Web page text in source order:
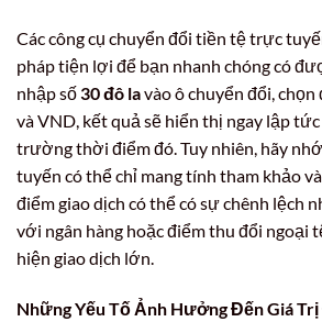
Các công cụ chuyển đổi tiền tệ trực
pháp tiện lợi để bạn nhanh chóng có
nhập số30 đô lavào ô chuyển đổi,
và VND, kết quả sẽ hiển thị ngay lập
trường thời điểm đó. Tuy nhiên, hãy
tuyến có thể chỉ mang tính tham khảo
điểm giao dịch có thể có sự chênh lệch
với ngân hàng hoặc điểm thu đổi ngoại
hiện giao dịch lớn.
Những Yếu Tố Ảnh Hưởng ĐếnGiá